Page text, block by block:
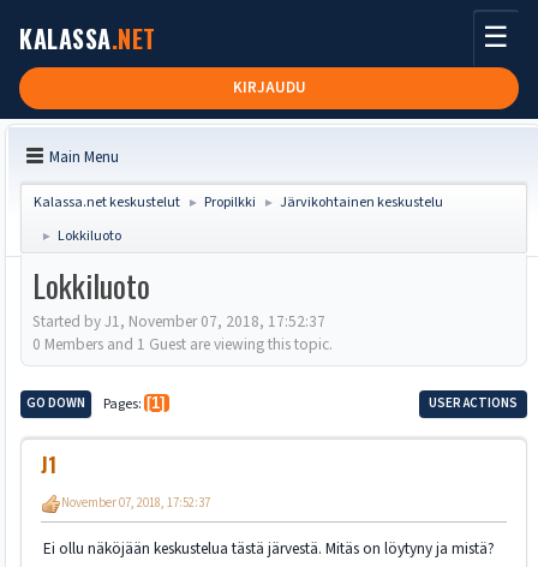
KALASSA.NET
KIRJAUDU
☰
Main Menu
Kalassa.net keskustelut ► Propilkki ► Järvikohtainen keskustelu
► Lokkiluoto
Lokkiluoto
Started by J1, November 07, 2018, 17:52:37
0 Members and 1 Guest are viewing this topic.
GO DOWN Pages 1 USER ACTIONS
J1
November 07, 2018, 17:52:37
Ei ollu näköjään keskustelua tästä järvestä. Mitäs on löytyny ja mistä?